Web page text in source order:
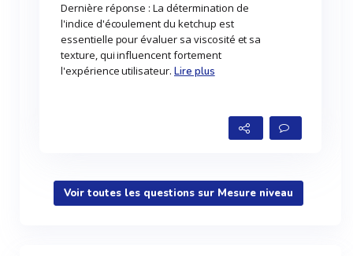
Dernière réponse : La détermination de
l'indice d'écoulement du ketchup est
essentielle pour évaluer sa viscosité et sa
texture, qui influencent fortement
l'expérience utilisateur. Lire plus
Voir toutes les questions sur Mesure niveau